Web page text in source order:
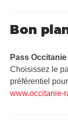
Bon
Pass
Choisissez le
préférentiel
www.occitanie-